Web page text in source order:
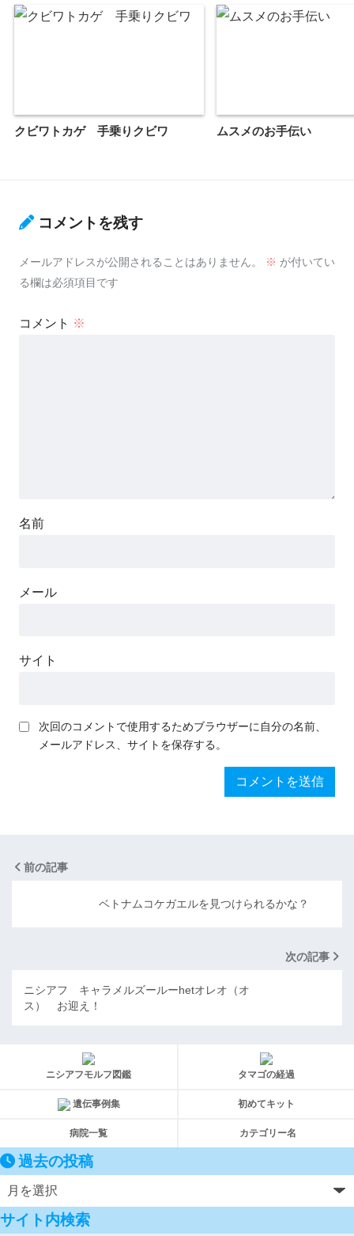
クビワトカゲ 手乗りクビワ ムスメのお手伝い
コメントを残す
メールアドレスが公開されることはありません。 ※ が付いてい
る欄は必須項目です
コメント ※
名前
メール
サイト
次回のコメントで使用するためブラウザーに自分の名前、
メールアドレス、サイトを保存する。
前の記事
ベトナムコケガエルを見つけられるかな？
次の記事
ニシアフ キャラメルズールーhetオレオ（オ
ス） お迎え！
ニシアフモルフ図鑑 タマゴの経過
遺伝事例集 初めてキット
病院一覧 カテゴリー名
過去の投稿
サイト内検索